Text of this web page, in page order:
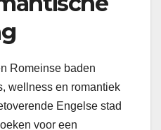
Romeinse baden
wellness en romantiek
Engelse stad
voor een